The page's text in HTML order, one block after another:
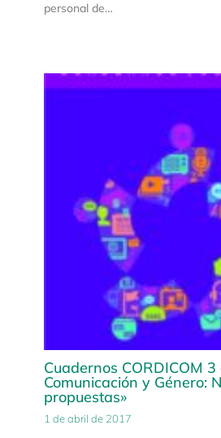
personal de…
Cuadernos CORDICOM 3
Comunicación y Género:
propuestas»
1 de abril de 2017